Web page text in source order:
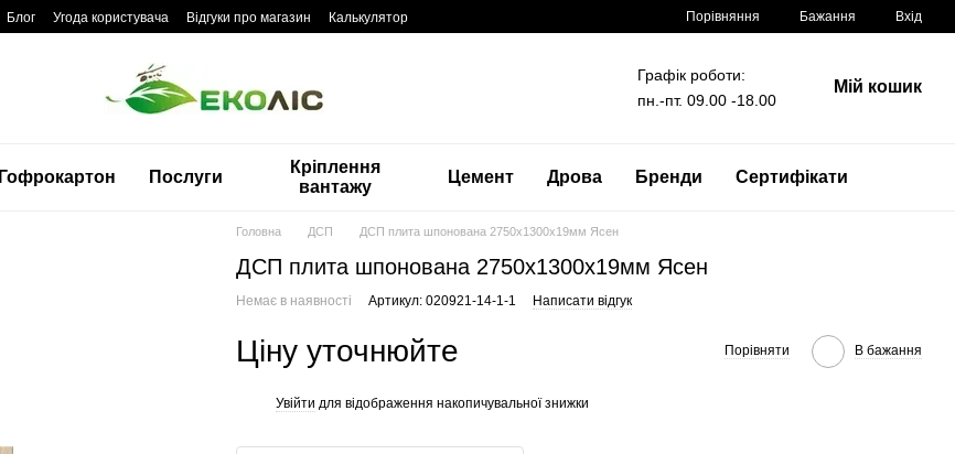
Блог Угода користувача Відгуки про магазин Калькулятор Порівняння Бажання Вхід
Графік роботи:
пн.-пт. 09.00 -18.00
Мій кошик
Гофрокартон Послуги
Кріплення
вантажу
Цемент Дрова Бренди Сертифікати
Головна ДСП ДСП плита шпонована 2750x1300x19мм Ясен
ДСП плита шпонована 2750x1300x19мм Ясен
Немає в наявності Артикул: 020921-14-1-1 Написати відгук
Ціну уточнюйте Порівняти В бажання
Увійти для відображення накопичувальної знижки